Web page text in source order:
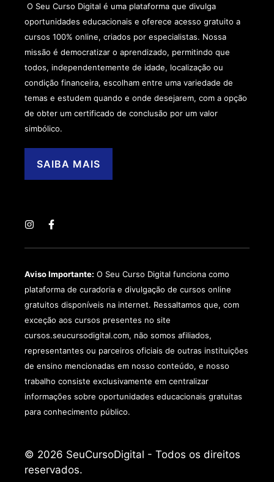
O Seu Curso Digital é uma plataforma que divulga
oportunidades educacionais e oferece acesso gratuito a
cursos 100% online, criados por especialistas. Nossa
missão é democratizar o aprendizado, permitindo que
todos, independentemente de idade, localização ou
condição financeira, escolham entre uma variedade de
temas e estudem quando e onde desejarem, com a opção
de obter um certificado de conclusão por um valor
simbólico.
SAIBA MAIS
Aviso Importante: O Seu Curso Digital funciona como
plataforma de curadoria e divulgação de cursos online
gratuitos disponíveis na internet. Ressaltamos que, com
exceção aos cursos presentes no site
cursos.seucursodigital.com, não somos afiliados,
representantes ou parceiros oficiais de outras instituições
de ensino mencionadas em nosso conteúdo, e nosso
trabalho consiste exclusivamente em centralizar
informações sobre oportunidades educacionais gratuitas
para conhecimento público.
© 2026 SeuCursoDigital - Todos os direitos
reservados.